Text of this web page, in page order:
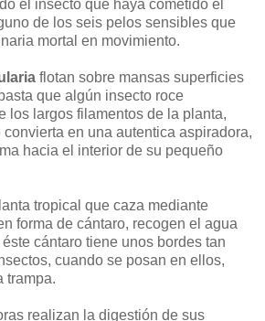
el insecto que haya cometido el
de los seis pelos sensibles que
mortal en movimiento.
flotan sobre mansas superficies
que algún insecto roce
los largos filamentos de la planta,
en una autentica aspiradora,
hacia el interior de su pequeño
tropical que caza mediante
forma de cántaro, recogen el agua
cántaro tiene unos bordes tan
cuando se posan en ellos,
trampa.
realizan la digestión de sus